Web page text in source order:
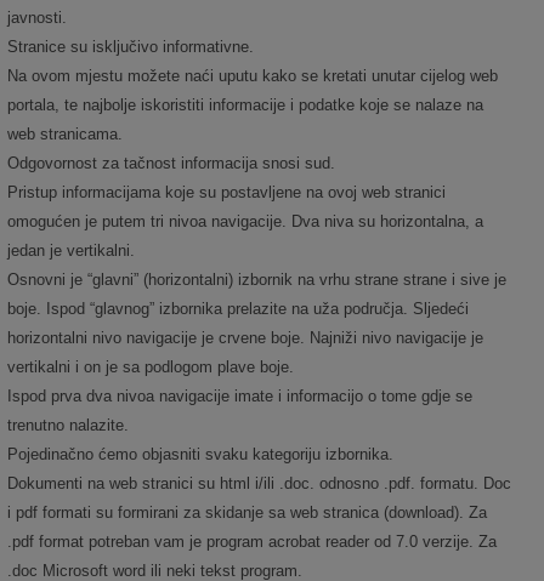
javnosti.
Stranice su isključivo informativne.
Na ovom mjestu možete naći uputu kako se kretati unutar cijelog web
portala, te najbolje iskoristiti informacije i podatke koje se nalaze na
web stranicama.
Odgovornost za tačnost informacija snosi sud.
Pristup informacijama koje su postavljene na ovoj web stranici
omogućen je putem tri nivoa navigacije. Dva niva su horizontalna, a
jedan je vertikalni.
Osnovni je “glavni” (horizontalni) izbornik na vrhu strane strane i sive je
boje. Ispod “glavnog” izbornika prelazite na uža područja. Sljedeći
horizontalni nivo navigacije je crvene boje. Najniži nivo navigacije je
vertikalni i on je sa podlogom plave boje.
Ispod prva dva nivoa navigacije imate i informacijo o tome gdje se
trenutno nalazite.
Pojedinačno ćemo objasniti svaku kategoriju izbornika.
Dokumenti na web stranici su html i/ili .doc. odnosno .pdf. formatu. Doc
i pdf formati su formirani za skidanje sa web stranica (download). Za
.pdf format potreban vam je program acrobat reader od 7.0 verzije. Za
.doc Microsoft word ili neki tekst program.